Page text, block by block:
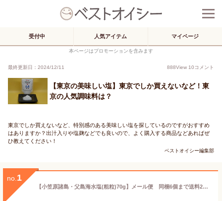
受付中 人気アイテム マイページ
本ページはプロモーションを含みます
最終更新日：2024/12/11 888View 10コメント
【東京の美味しい塩】東京でしか買えないなど！東
京の人気調味料は？
東京でしか買えないなど、特別感のある美味しい塩を探しているのですがおすすめ
はありますか？出汁入りや塩麹などでも良いので、よく購入する商品などあればぜ
ひ教えてください！
ベストオイシー編集部
no. 1
【小笠原諸島・父島海水塩(粗粒)70g】メール便 同梱6個まで送料220円、7個以上宅配便になります!【モリカのうま塩シリーズ】